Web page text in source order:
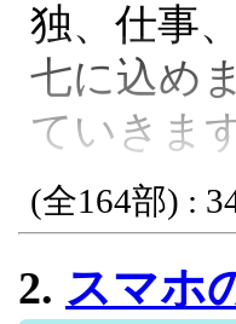
独、仕事
七に込め
ていきま
女主人公, 日
(全164部) :
2. スマホ